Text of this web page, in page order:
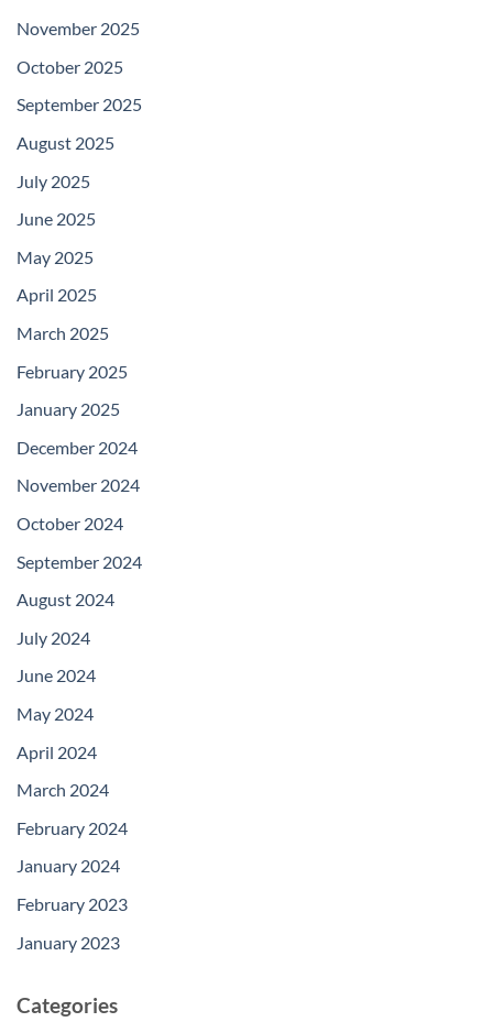
November 2025
October 2025
September 2025
August 2025
July 2025
June 2025
May 2025
April 2025
March 2025
February 2025
January 2025
December 2024
November 2024
October 2024
September 2024
August 2024
July 2024
June 2024
May 2024
April 2024
March 2024
February 2024
January 2024
February 2023
January 2023
Categories